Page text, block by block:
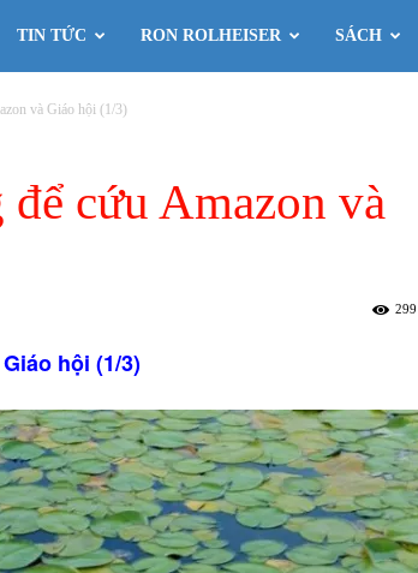
TIN TỨC RON ROLHEISER SÁCH
và Giáo hội (1/3)
cứu Amazon và
299
hội (1/3)